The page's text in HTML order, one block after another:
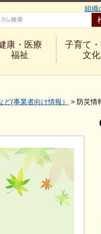
組織
康・医療
福祉
子育て
文化
(事業者向け情報）
> 防災情